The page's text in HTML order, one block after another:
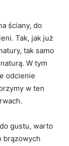
ściany, do
Tak, jak już
tak samo
W tym
odcienie
w ten
gustu, warto
brązowych